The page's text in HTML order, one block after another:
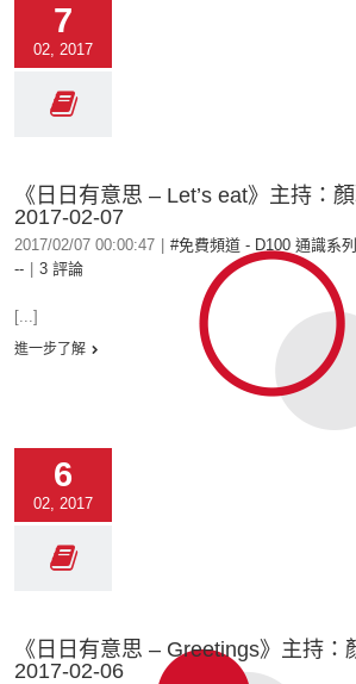
7
02, 2017
《日日有意思 – Let’s eat》主持：
2017-02-07
2017/02/07 00:00:47 #免費頻道 - D100 通識系列
--
3 評論
[...]
進一步了解
6
02, 2017
《日日有意思 – Greetings》主持：
2017-02-06